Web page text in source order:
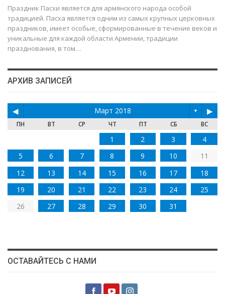
Праздник Пасхи является для армянского народа особой
традицией. Пасха является одним из самых крупных церковных
праздников, имеет особые, сформированные в течение веков и
уникальные для каждой области Армении, традиции
празднования, в том…
АРХИВ ЗАПИСЕЙ
◀ Март 2018 ▼ ▶
ПН ВТ СР ЧТ ПТ СБ ВС
1 2 3
4
5
6 7 8 9 10
11
12
13 14 15 16 17
18
19
20 21 22 23 24
25
26
27 28 29 30 31
ОСТАВАЙТЕСЬ С НАМИ